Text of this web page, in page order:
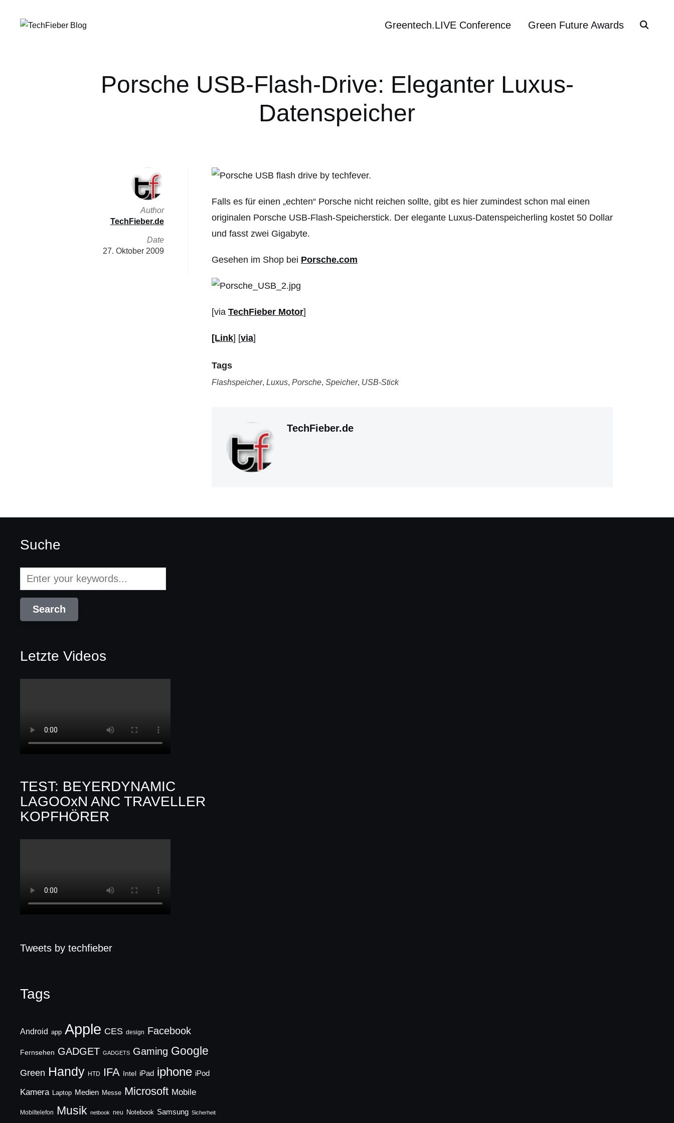
Greentech.LIVE Conference Green Future Awards
Porsche USB-Flash-Drive: Eleganter Luxus-
Datenspeicher
Falls es für einen „echten“ Porsche nicht reichen sollte, gibt es hier zumindest schon mal einen
originalen Porsche USB-Flash-Speicherstick. Der elegante Luxus-Datenspeicherling kostet 50 Dollar
und fasst zwei Gigabyte.
Gesehen im Shop bei Porsche.com
[via TechFieber Motor]
[Link] [via]
Tags
Flashspeicher, Luxus, Porsche, Speicher, USB-Stick
TechFieber.de
Author
TechFieber.de
Date
27. Oktober 2009
Suche
Letzte Videos
TEST: BEYERDYNAMIC
LAGOOxN ANC TRAVELLER
KOPFHÖRER
Tweets by techfieber
Tags
Android app Apple CES design Facebook
Fernsehen GADGET GADGETS Gaming Google
Green Handy HTD IFA Intel iPad iphone iPod
Kamera Laptop Medien Messe Microsoft Mobile
Mobiltelefon Musik netbook neu Notebook Samsung Sicherheit